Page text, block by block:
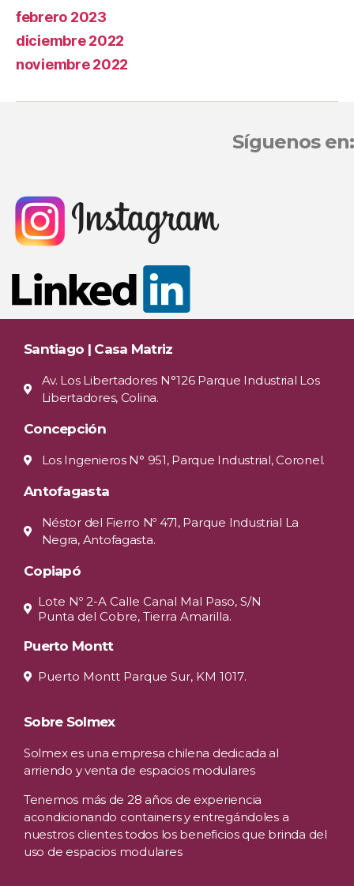
febrero 2023
diciembre 2022
noviembre 2022
Síguenos en:
Santiago | Casa Matriz
Av. Los Libertadores N°126 Parque Industrial Los
Libertadores, Colina.
Concepción
Los Ingenieros N° 951, Parque Industrial, Coronel.
Antofagasta
Néstor del Fierro Nº 471, Parque Industrial La
Negra, Antofagasta.
Copiapó
Lote Nº 2-A Calle Canal Mal Paso, S/N
Punta del Cobre, Tierra Amarilla.
Puerto Montt
Puerto Montt Parque Sur, KM 1017.
Sobre Solmex
Solmex es una empresa chilena dedicada al
arriendo y venta de espacios modulares
Tenemos más de 28 años de experiencia
acondicionando containers y entregándoles a
nuestros clientes todos los beneficios que brinda del
uso de espacios modulares